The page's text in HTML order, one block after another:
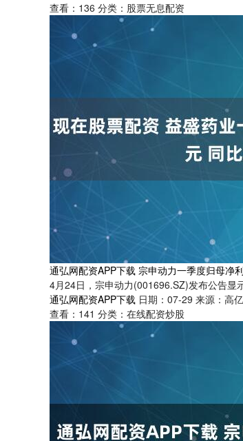
最热
查看： 136 分类： 股票无息配资
通弘网配资APP下载 宗申动力一季度归母净
4月24日，宗申动力(001696.SZ)发布公告显
通弘网配资APP下载 日期：07-29 来源：高
查看： 141 分类： 在线配资炒股